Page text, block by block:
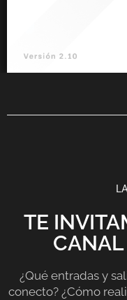
TE
¿Qué entradas y
conecto? ¿Cómo